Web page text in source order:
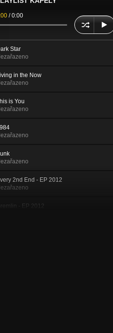
/0:00
Star
in the Now
is You
2nd End - EP 2012
- EP 2012